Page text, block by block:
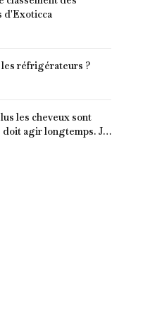
d'Exoticca
réfrigérateurs ?
les cheveux sont
agir longtemps. Je
et 3 minutes."